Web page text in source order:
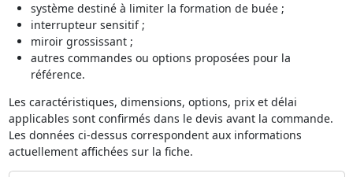
système destiné à limiter la formation de buée ;
interrupteur sensitif ;
miroir grossissant ;
autres commandes ou options proposées pour la
référence.
Les caractéristiques, dimensions, options, prix et délai
applicables sont confirmés dans le devis avant la commande.
Les données ci-dessus correspondent aux informations
actuellement affichées sur la fiche.